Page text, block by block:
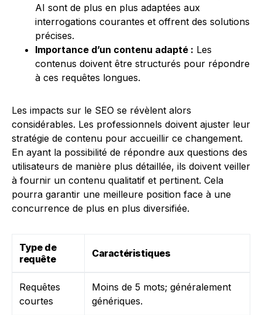
AI sont de plus en plus adaptées aux
interrogations courantes et offrent des solutions
précises.
Importance d’un contenu adapté : Les
contenus doivent être structurés pour répondre
à ces requêtes longues.
Les impacts sur le SEO se révèlent alors
considérables. Les professionnels doivent ajuster leur
stratégie de contenu pour accueillir ce changement.
En ayant la possibilité de répondre aux questions des
utilisateurs de manière plus détaillée, ils doivent veiller
à fournir un contenu qualitatif et pertinent. Cela
pourra garantir une meilleure position face à une
concurrence de plus en plus diversifiée.
Type de
requête
Caractéristiques
Requêtes
courtes
Moins de 5 mots; généralement
génériques.